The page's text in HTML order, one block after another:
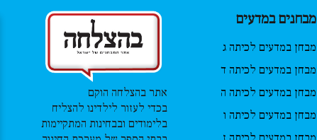
מבחנים במדעים
מבחן במדעים לכיתה ג
מבחן במדעים לכיתה ד
מבחן במדעים לכיתה ה
מבחן במדעים לכיתה ו
אתר בהצלחה הוקם
בכדי לעזור לילדינו להצליח
בלימודים ובבחינות המתקיימות